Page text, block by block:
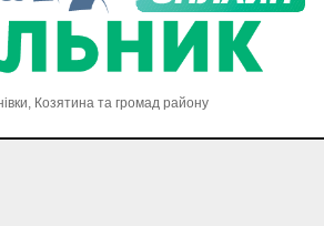
Козятина та громад району